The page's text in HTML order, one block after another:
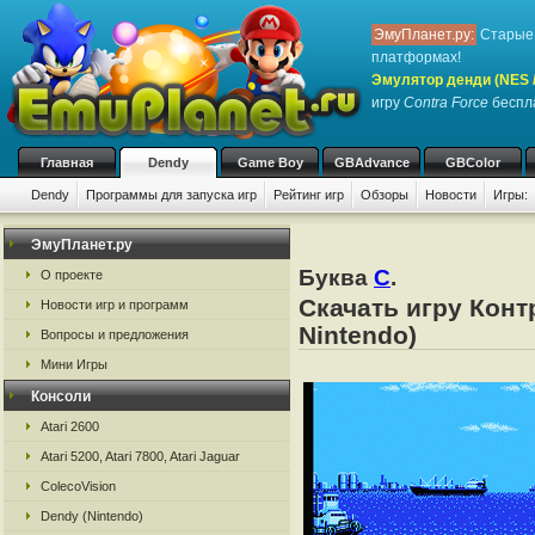
ЭмуПланет.ру: Старые
платформах!
Эмулятор денди (NES
игру Contra Force
Главная Dendy Game Boy GBAdvance GBColor
Dendy Программы для запуска игр Рейтинг игр Обзоры Новости Игры:
ЭмуПланет.ру
О проекте
Новости игр и программ
Вопросы и предложения
Мини Игры
Консоли
Atari 2600
Atari 5200, Atari 7800, Atari Jaguar
ColecoVision
Dendy (Nintendo)
Буква C.
Скачать игру
Nintendo)